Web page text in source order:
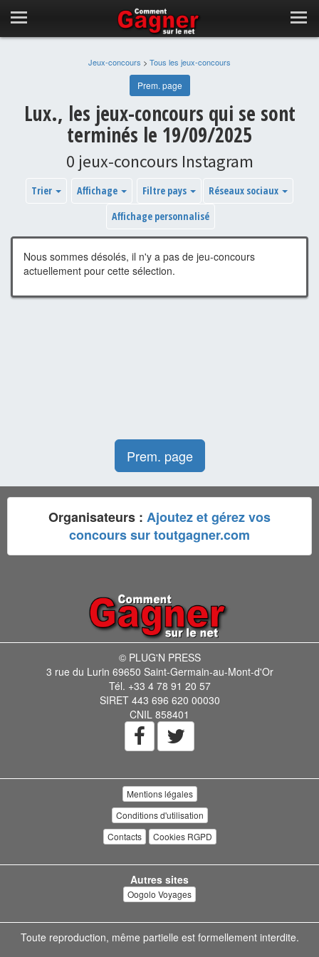
Jeux-concours > Tous les jeux-concours
Prem. page
Lux., les jeux-concours qui se sont
terminés le 19/09/2025
0 jeux-concours Instagram
Trier Affichage Filtre pays
Réseaux sociaux
Affichage personnalisé
Nous sommes désolés, il n'y a pas de jeu-concours
actuellement pour cette sélection.
Prem. page
Organisateurs : Ajoutez et gérez vos
concours sur toutgagner.com
© PLUG'N PRESS
3 rue du Lurin 69650 Saint-Germain-au-Mont-d'Or
Tél. +33 4 78 91 20 57
SIRET 443 696 620 00030
CNIL 858401
Mentions légales
Conditions d'utilisation
Contacts
Cookies RGPD
Autres sites
Oogolo Voyages
Toute reproduction, même partielle est formellement interdite.